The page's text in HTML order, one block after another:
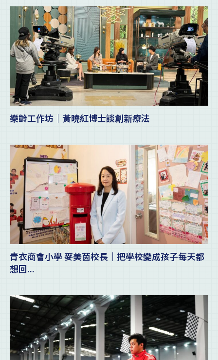
樂齡工作坊｜黃曉紅博士談創新療法
青衣商會小學 麥美茵校長｜把學校變成孩子每天都
想回...